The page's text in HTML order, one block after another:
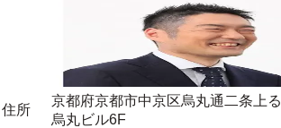
住所
京都府京都市中京区烏丸通二条上
烏丸ビル6F